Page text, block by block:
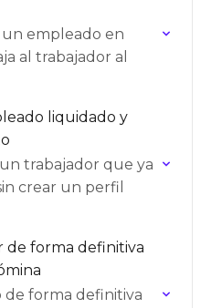
un empleado en
al trabajador al
liquidado y
trabajador que ya
crear un perfil
de forma definitiva
forma definitiva